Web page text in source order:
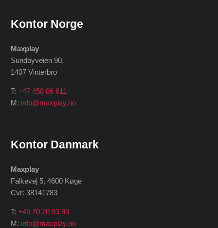
Kontor Norge
Maxplay
Sundbyveien 90,
1407 Vinterbro
T:+47 458 86 611
M: info@maxplay.no
Kontor Danmark
Maxplay
Falkevej 5, 4600 Køge
Cvr: 38141783
T:+45 70 20 93 93
M: info@maxplay.no